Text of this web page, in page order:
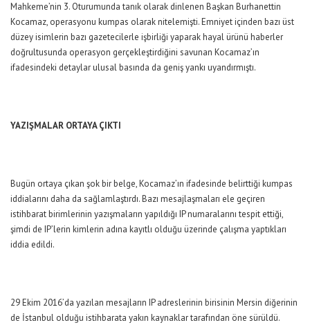
Mahkeme’nin 3. Oturumunda tanık olarak dinlenen Başkan Burhanettin
Kocamaz, operasyonu kumpas olarak nitelemişti. Emniyet içinden bazı üst
düzey isimlerin bazı gazetecilerle işbirliği yaparak hayal ürünü haberler
doğrultusunda operasyon gerçekleştirdiğini savunan Kocamaz’ın
ifadesindeki detaylar ulusal basında da geniş yankı uyandırmıştı.
YAZIŞMALAR ORTAYA ÇIKTI
Bugün ortaya çıkan şok bir belge, Kocamaz’ın ifadesinde belirttiği kumpas
iddialarını daha da sağlamlaştırdı. Bazı mesajlaşmaları ele geçiren
istihbarat birimlerinin yazışmaların yapıldığı IP numaralarını tespit ettiği,
şimdi de IP’lerin kimlerin adına kayıtlı olduğu üzerinde çalışma yaptıkları
iddia edildi.
29 Ekim 2016’da yazılan mesajların IP adreslerinin birisinin Mersin diğerinin
de İstanbul olduğu istihbarata yakın kaynaklar tarafından öne sürüldü.